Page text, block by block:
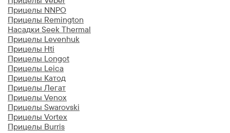
Прицелы NNPO
Прицелы Remington
Насадки Seek Thermal
Прицелы Levenhuk
Прицелы Hti
Прицелы Longot
Прицелы Leica
Прицелы Катод
Прицелы Легат
Прицелы Venox
Прицелы Swarovski
Прицелы Vortex
Прицелы Burris